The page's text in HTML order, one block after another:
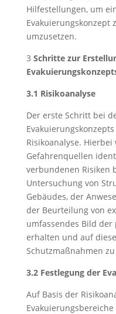
Hilfestellungen, um
Evakuierungskonzept
umzusetzen.
3 Schritte zur
3.1 Risikoanalyse
Der erste Schritt bei
Risikoanalyse.
Gefahrenquellen
verbundenen Risiken
Untersuchung von
Gebäudes, der
der Beurteilung von
umfassendes Bild
erhalten und auf
Schutzmaßnahmen
3.2 Festlegung der
Auf Basis der